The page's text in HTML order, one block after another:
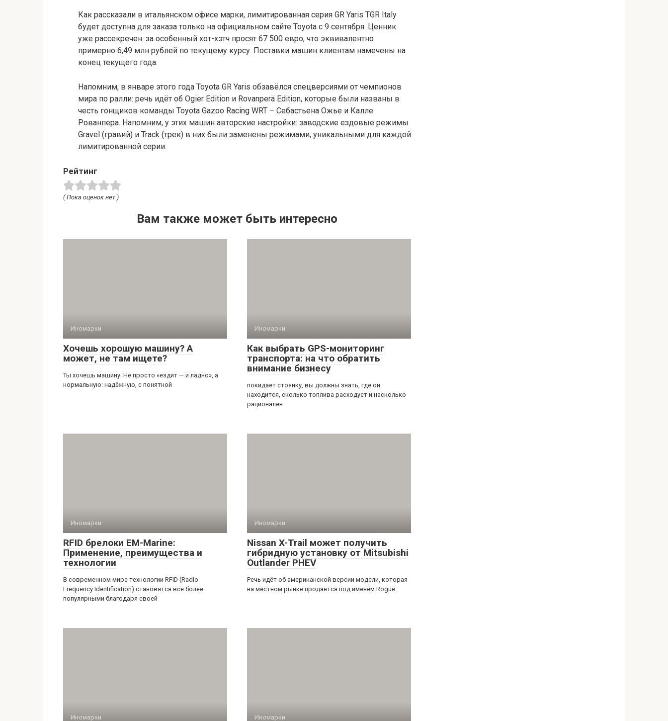
Как рассказали в итальянском офисе марки, лимитированная серия GR Yaris TGR Italy
будет доступна для заказа только на официальном сайте Toyota с 9 сентября. Ценник
уже рассекречен: за особенный хот-хэтч просят 67 500 евро, что эквивалентно
примерно 6,49 млн рублей по текущему курсу. Поставки машин клиентам намечены на
конец текущего года.
Напомним, в январе этого года Toyota GR Yaris обзавёлся спецверсиями от чемпионов
мира по ралли: речь идёт об Ogier Edition и Rovanperä Edition, которые были названы в
честь гонщиков команды Toyota Gazoo Racing WRT – Себастьена Ожье и Калле
Рованпера. Напомним, у этих машин авторские настройки: заводские ездовые режимы
Gravel (гравий) и Track (трек) в них были заменены режимами, уникальными для каждой
лимитированной серии.
Рейтинг
( Пока оценок нет )
Вам также может быть интересно
Иномарки
Хочешь хорошую машину? А
может, не там ищете?
Ты хочешь машину. Не просто «ездит — и ладно», а
нормальную: надёжную, с понятной
Иномарки
Как выбрать GPS-мониторинг
транспорта: на что обратить
внимание бизнесу
покидает стоянку, вы должны знать, где он
находится, сколько топлива расходует и насколько
рационален
Иномарки
RFID брелоки EM-Marine:
Применение, преимущества и
технологии
В современном мире технологии RFID (Radio
Frequency Identification) становятся все более
популярными благодаря своей
Иномарки
Nissan X-Trail может получить
гибридную установку от Mitsubishi
Outlander PHEV
Речь идёт об американской версии модели, которая
на местном рынке продаётся под именем Rogue.
Иномарки Иномарки